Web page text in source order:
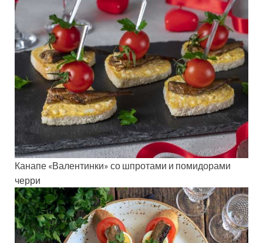
Канапе «Валентинки» со шпротами и помидорами
черри